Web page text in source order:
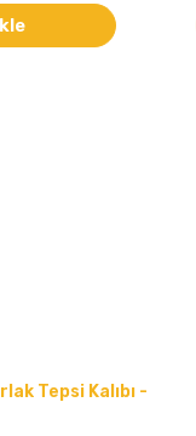
Tepsi Kalıbı -